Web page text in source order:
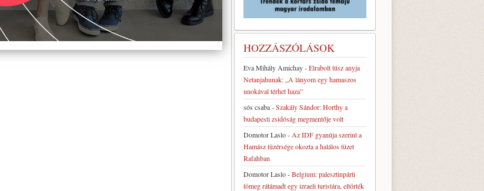
HOZZÁSZÓLÁSOK
Eva Mihály Amichay-Elrabolt túsz anyja
Netanjahunak: „A lányom egy hamaszos
unokával térhet haza”
sós csaba-Szakály Sándor: Horthy a
budapesti zsidóság megmentője volt
Domotor Laslo- Az IDF gyanúja szerint a
Hamász tüzérsége okozta a halálos tüzet
Rafahban
Domotor Laslo-Belgium: palesztinpárti
tömeg rátámadt egy izraeli turistára, eltörték